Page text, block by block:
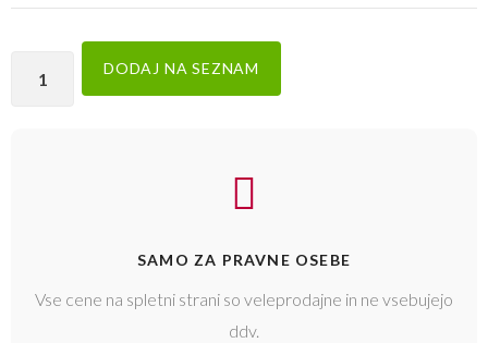
DODAJ NA SEZNAM
SAMO ZA PRAVNE OSEBE
Vse cene na spletni strani so veleprodajne in ne vsebujejo
ddv.